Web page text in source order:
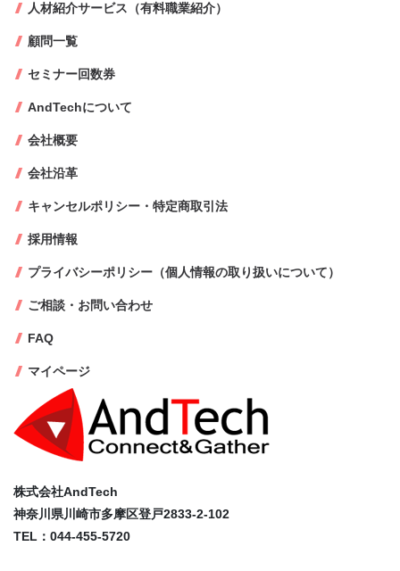
株式会社AndTech
神奈川県川崎市多摩区登戸2833-2-102
TEL：044-455-5720
人材紹介サービス（有料職業紹介）
顧問一覧
セミナー回数券
AndTechについて
会社概要
会社沿革
キャンセルポリシー・特定商取引法
採用情報
プライバシーポリシー（個人情報の取り扱いについて）
ご相談・お問い合わせ
FAQ
マイページ